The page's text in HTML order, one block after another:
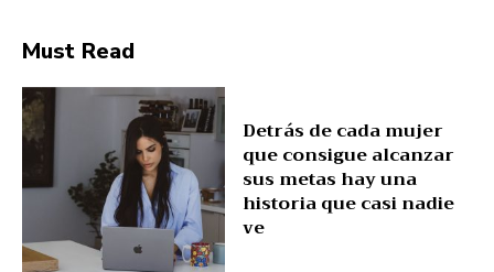
Must Read
Detrás de cada mujer
que consigue alcanzar
sus metas hay una
historia que casi nadie
ve